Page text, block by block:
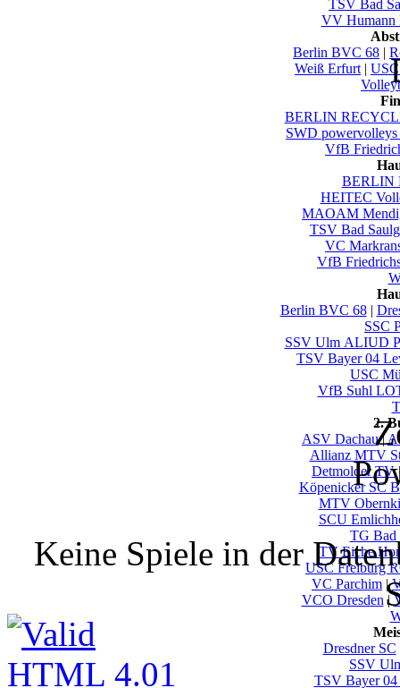
TSV Bad
VV Humann
Berlin BVC 68 |
Weiß Erfurt |
BERLIN
SWD
VfB
BERLIN
HEITEC
MAOAM
TSV Bad
VC
VfB
Berlin BVC 68|
SSC
SSV Ulm ALIUD
TSV Bayer 04
USC
VfB Suhl
2.
ASV Dachau|
Allianz MTV
Detmolder TV
Köpenicker SC
MTV
SCU
TG Bad
TV Eiche
USC Freiburg
VC Parchim |
VCO Dresden |
Dresdner SC
SSV
TSV Bayer 04
Keine Spiele in der